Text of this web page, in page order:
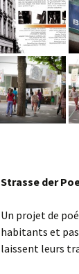
Strasse der
Un projet de
habitants et
laissent leurs